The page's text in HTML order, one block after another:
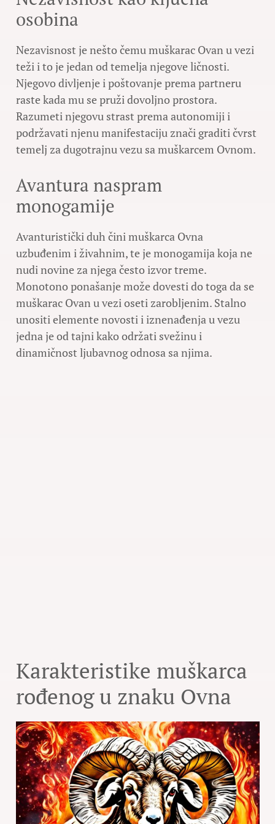
osobina
Nezavisnost je nešto čemu muškarac Ovan u vezi
teži i to je jedan od temelja njegove ličnosti.
Njegovo divljenje i poštovanje prema partneru
raste kada mu se pruži dovoljno prostora.
Razumeti njegovu strast prema autonomiji i
podržavati njenu manifestaciju znači graditi čvrst
temelj za dugotrajnu vezu sa muškarcem Ovnom.
Avantura naspram
monogamije
Avanturistički duh čini muškarca Ovna
uzbuđenim i živahnim, te je monogamija koja ne
nudi novine za njega često izvor treme.
Monotono ponašanje može dovesti do toga da se
muškarac Ovan u vezi oseti zarobljenim. Stalno
unositi elemente novosti i iznenađenja u vezu
jedna je od tajni kako održati svežinu i
dinamičnost ljubavnog odnosa sa njima.
Karakteristike muškarca
rođenog u znaku Ovna